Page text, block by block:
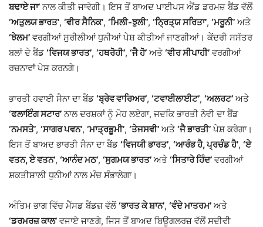
ਬਢਾਏ ਜਾ’ਨਾਲ ਕੀਤੀ ਜਾਵੇਗੀ। ਇਸ ਤੋਂ ਬਾਅਦ ਪਾਈਪਸ ਐਂਡ ਡਰਮਜ਼ ਬੈਂਡ ਵੱਲੋਂ
‘ਅਤੁਲਯ ਭਾਰਤ’, ‘ਵੀਰ ਸੈਨਿਕ’, ‘ਮਿਲੀ-ਝੁਲੀ’, ‘ਨ੍ਰਿਤ੍ਯ ਸਰਿਤਾ’, ‘ਮਰੂਨੀ’ ਅਤੇ
‘ਝੇਲਮ’ ਵਰਗੀਆਂ ਸੁਰੀਲੀਆਂ ਧੁਨੀਆਂ ਪੇਸ਼ ਕੀਤੀਆਂ ਜਾਣਗੀਆਂ। ਕੇਂਦਰੀ ਸਸੱਤਰ
ਬਲਾਂ ਦੇ ਬੈਂਡ ‘ਵਿਜਯ ਭਾਰਤ’, ‘ਹਥਰੋਹੀ’, ‘ਜੈ ਹੋ’ ਅਤੇ ‘ਵੀਰ ਸੀਪਾਹੀ’ ਵਰਗੀਆਂ
ਰਚਨਾਵਾਂ ਪੇਸ਼ ਕਰਨਗੇ।
ਭਾਰਤੀ ਹਵਾਈ ਸੈਨਾ ਦਾ ਬੈਂਡ ‘ਬ੍ਰੇਵ ਵਾਰਿਅਰ’, ‘ਟਵਾਈਲਾਈਟ’, ‘ਅਲਰਟ’ ਅਤੇ
‘ਫਲਾਇੰਗ ਸਟਾਰ’ਨਾਲ ਦਰਸ਼ਕਾਂ ਨੂੰ ਮੋਹ ਲਏਗਾ, ਜਦਕਿ ਭਾਰਤੀ ਨੇਵੀ ਦਾ ਬੈਂਡ
‘ਨਮਸਤੇ’, ‘ਸਾਗਰ ਪਵਨ’, ‘ਮਾਤ੍ਰਭੂਮੀ’, ‘ਤੇਜਸਵੀ’ ਅਤੇ ‘ਜੈ ਭਾਰਤੀ’ ਪੇਸ਼ ਕਰੇਗਾ।
ਇਸ ਤੋਂ ਬਾਅਦ ਭਾਰਤੀ ਸੈਨਾ ਦਾ ਬੈਂਡ ‘ਵਿਜਯੀ ਭਾਰਤ’, ‘ਆਰੰਭ ਹੈ, ਪ੍ਰਚੰਡ ਹੈ’, ‘ਏ
ਵਤਨ, ਏ ਵਤਨ’, ‘ਆਨੰਦ ਮਠ’, ‘ਸੁਗਮਯ ਭਾਰਤ’ ਅਤੇ ‘ਸਿਤਾਰੇ ਹਿੰਦ’ ਵਰਗੀਆਂ
ਸ਼ਕਤੀਸ਼ਾਲੀ ਧੁਨੀਆਂ ਨਾਲ ਮੰਚ ਸੰਭਾਲੇਗਾ।
ਅੰਤਿਮ ਭਾਗ ਵਿੱਚ ਮੈੱਸਡ ਬੈਂਡਜ਼ ਵੱਲੋਂ‘ਭਾਰਤ ਕੇ ਸ਼ਾਨ’, ‘ਵੰਦੇ ਮਾਤਰਮ’ ਅਤੇ
‘ਡਰਮਰਜ਼ ਕਾਲ’ ਵਜਾਏ ਜਾਣਗੇ, ਜਿਸ ਤੋਂ ਬਾਅਦ ਬਿਊਗਲਰਜ਼ ਵੱਲੋਂ ਸਦੀਵੀ